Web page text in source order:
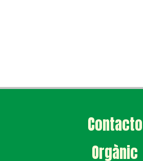
Contacto
Orgànic